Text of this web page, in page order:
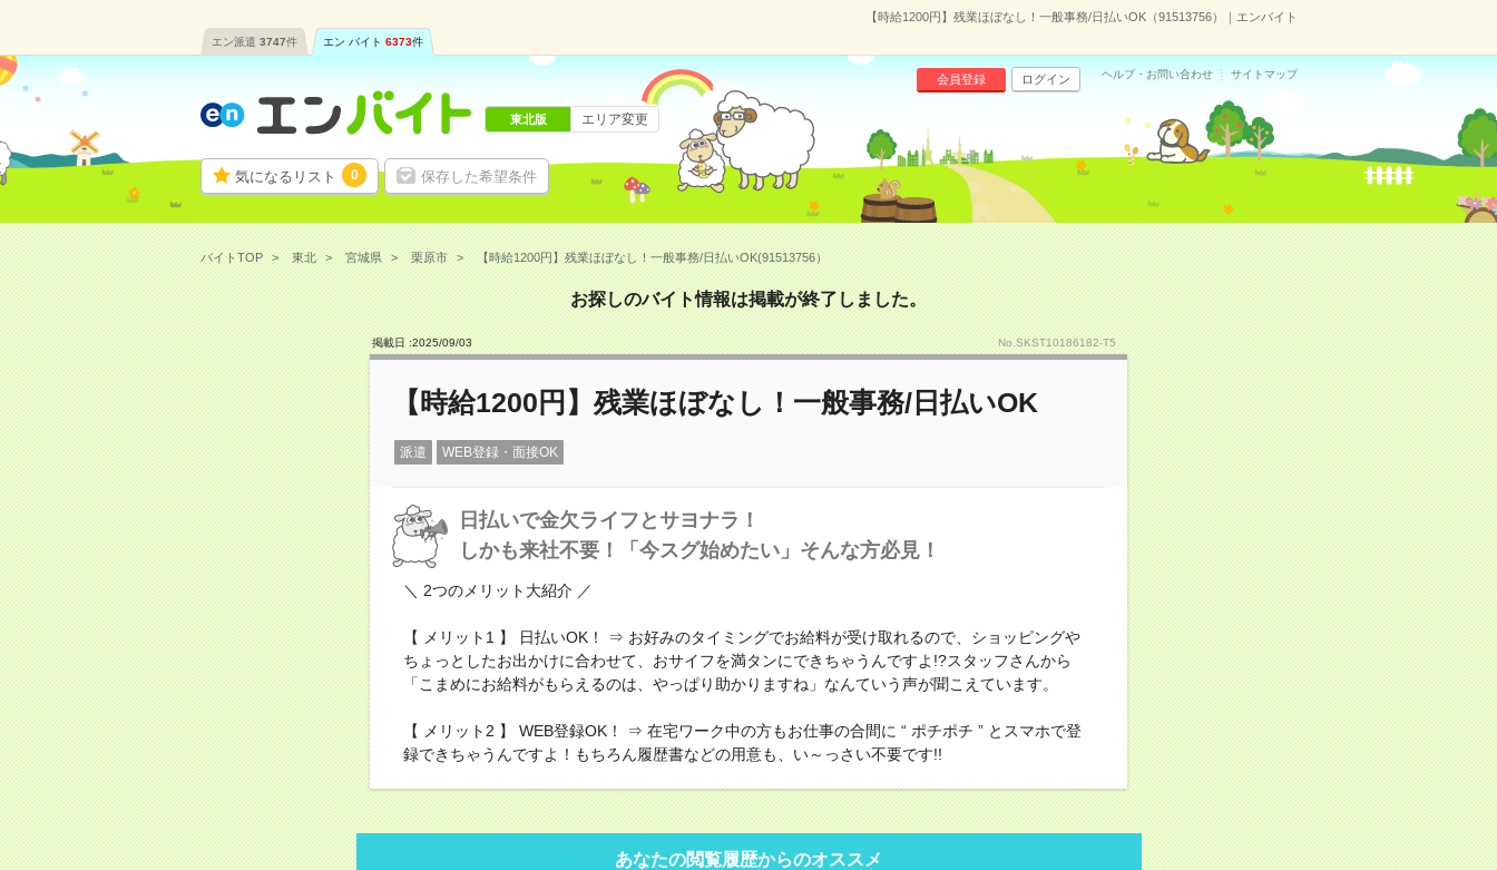
【時給1200円】残業ほぼなし！一般事務/日払いOK（91513756）｜エンバイト
エン派遣 3747件 エン バイト 6373件
気になるリスト 0 保存した希望条件
会員登録 ログイン ヘルプ・お問い合わせ サイトマップ
東北版 エリア変更
バイトTOP 東北 宮城県 栗原市 【時給1200円】残業ほぼなし！一般事務/日払いOK(91513756）
お探しのバイト情報は掲載が終了しました。
掲載日 :2025/09/03 No.SKST10186182-T5
【時給1200円】残業ほぼなし！一般事務/日払いOK
派遣 WEB登録・面接OK
日払いで金欠ライフとサヨナラ！
しかも来社不要！「今スグ始めたい」そんな方必見！
＼ 2つのメリット大紹介 ／
【 メリット1 】 日払いOK！ ⇒ お好みのタイミングでお給料が受け取れるので、ショッピングや
ちょっとしたお出かけに合わせて、おサイフを満タンにできちゃうんですよ!?スタッフさんから
「こまめにお給料がもらえるのは、やっぱり助かりますね」なんていう声が聞こえています。
【 メリット2 】 WEB登録OK！ ⇒ 在宅ワーク中の方もお仕事の合間に “ ポチポチ ” とスマホで登
録できちゃうんですよ！もちろん履歴書などの用意も、い～っさい不要です!!
あなたの閲覧履歴からのオススメ